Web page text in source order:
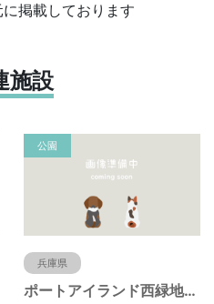
掲載しております
施設
公園
兵庫県
ポートアイランド西緑地（兵庫県神戸市）